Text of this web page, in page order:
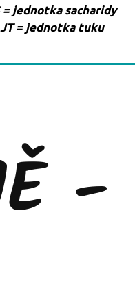
= jednotka sacharidy
JT = jednotka tuku